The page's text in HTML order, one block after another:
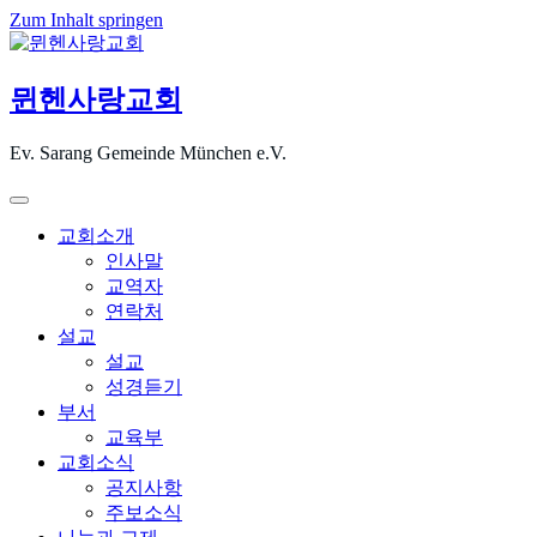
Zum Inhalt springen
뮌헨사랑교회
Ev. Sarang Gemeinde München e.V.
교회소개
인사말
교역자
연락처
설교
설교
성경듣기
부서
교육부
교회소식
공지사항
주보소식